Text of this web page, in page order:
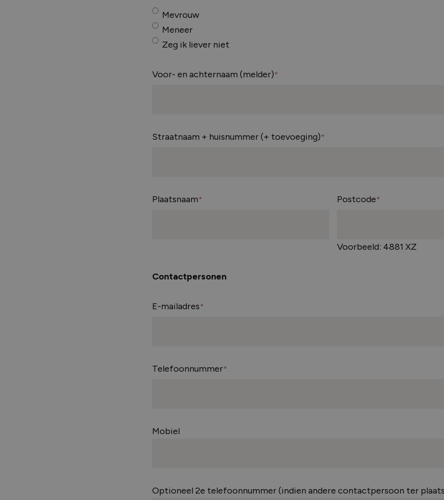
Voor welk soort project heb je nieuwe kozijnen
Renovatie (Je vervangt de kozijnen van een bestaand
Nieuwbouw (Je bouwt een nieuw huis en hebt kozijnen
Welk type service zoek je voor jouw kozijnen?
Mevrouw
Meneer
Zeg ik liever niet
Voor- en achternaam (melder)
Straatnaam + huisnummer (+ toevoeging)
Plaatsnaam Postcode
Voorbeeld: 4881 XZ
Contactpersonen
E-mailadres
Telefoonnummer
Mobiel
Optioneel 2e telefoonnummer (indien andere contactpersoon ter